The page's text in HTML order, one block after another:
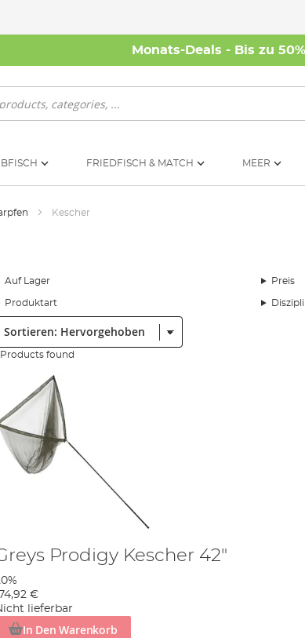
Monats-Deals - Bis zu
FRIEDFISCH & MATCH MEER
Kescher
Auf Lager Preis
Produktart
Products found
Prodigy Kescher 42"
€
lieferbar
In Den Warenkorb